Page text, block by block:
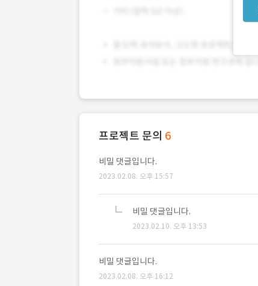
프로젝트 문의 6
비밀 댓글입니다.
2023.02.08. 오후 15:57
비밀 댓글입니다.
2023.02.10. 오후 13:53
비밀 댓글입니다.
2023.02.08. 오후 16:12